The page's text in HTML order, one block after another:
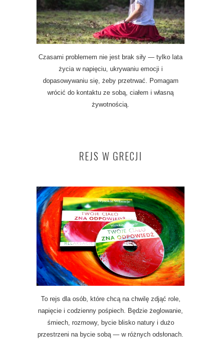
Czasami problemem nie jest brak siły — tylko lata
życia w napięciu, ukrywaniu emocji i
dopasowywaniu się, żeby przetrwać. Pomagam
wrócić do kontaktu ze sobą, ciałem i własną
żywotnością.
REJS W GRECJI
To rejs dla osób, które chcą na chwilę zdjąć role,
napięcie i codzienny pośpiech. Będzie żeglowanie,
śmiech, rozmowy, bycie blisko natury i dużo
przestrzeni na bycie sobą — w różnych odsłonach.